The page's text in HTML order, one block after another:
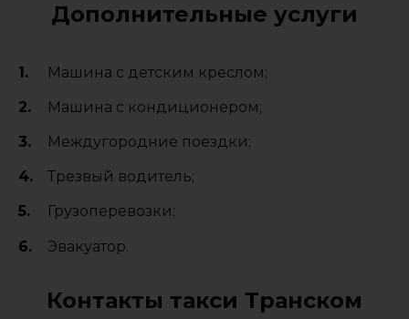
Дополнительные услуги
Машина с детским креслом;
Машина с кондиционером;
Междугородние поездки;
Трезвый водитель;
Грузоперевозки;
Эвакуатор.
Контакты такси Транском